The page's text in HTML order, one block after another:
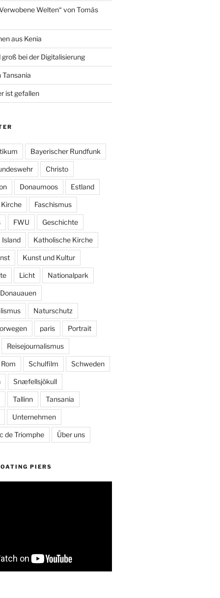
Welten“ von Tomás
aus Kenia
groß bei der Digitalisierung
Tansania
ist gefallen
Bayerischer Rundfunk
Christo
Donaumoos Estland
Faschismus
FWU Geschichte
Island Katholische Kirche
Kunst und Kultur
Licht Nationalpark
Naturschutz
paris Portrait
Reisejournalismus
Rom Schulfilm Schweden
Snæfellsjökull
Tallinn Tansania
Unternehmen
de Triomphe Über uns
PIERS